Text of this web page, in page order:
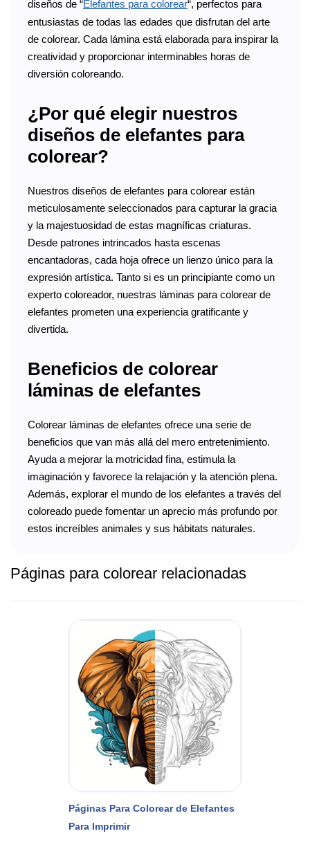
diseños de “Elefantes para colorear“, perfectos para
entusiastas de todas las edades que disfrutan del arte
de colorear. Cada lámina está elaborada para inspirar la
creatividad y proporcionar interminables horas de
diversión coloreando.
¿Por qué elegir nuestros
diseños de elefantes para
colorear?
Nuestros diseños de elefantes para colorear están
meticulosamente seleccionados para capturar la gracia
y la majestuosidad de estas magníficas criaturas.
Desde patrones intrincados hasta escenas
encantadoras, cada hoja ofrece un lienzo único para la
expresión artística. Tanto si es un principiante como un
experto coloreador, nuestras láminas para colorear de
elefantes prometen una experiencia gratificante y
divertida.
Beneficios de colorear
láminas de elefantes
Colorear láminas de elefantes ofrece una serie de
beneficios que van más allá del mero entretenimiento.
Ayuda a mejorar la motricidad fina, estimula la
imaginación y favorece la relajación y la atención plena.
Además, explorar el mundo de los elefantes a través del
coloreado puede fomentar un aprecio más profundo por
estos increíbles animales y sus hábitats naturales.
Páginas para colorear relacionadas
Páginas Para Colorear de Elefantes
Para Imprimir